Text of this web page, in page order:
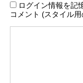
ログイン情報を記
コメント (スタイル